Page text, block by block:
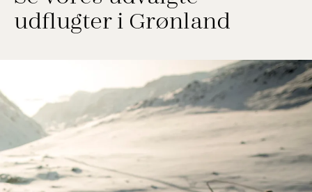
udflugter i Grønland